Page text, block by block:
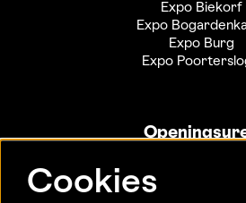
Expo Biekorf
Expo
Expo Burg
Expo
Sint-Jakobsstraat
Cookies